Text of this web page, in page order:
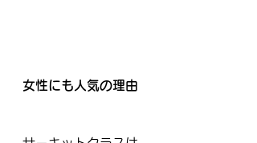
女性にも人気の理由